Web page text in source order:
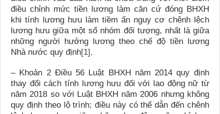
điều chỉnh mức tiền lương làm căn cứ đóng BHXH
khi tính lương hưu làm tiềm ẩn nguy cơ chênh lệch
lương hưu giữa một số nhóm đối tượng, nhất là giữa
những người hưởng lương theo chế độ tiền lương
Nhà nước quy định[1] .
– Khoản 2 Điều 56 Luật BHXH năm 2014 quy định
thay đổi cách tính lương hưu đối với lao động nữ từ
năm 2018 so với Luật BHXH năm 2006 nhưng không
quy định theo lộ trình; điều này có thể dẫn đến chênh